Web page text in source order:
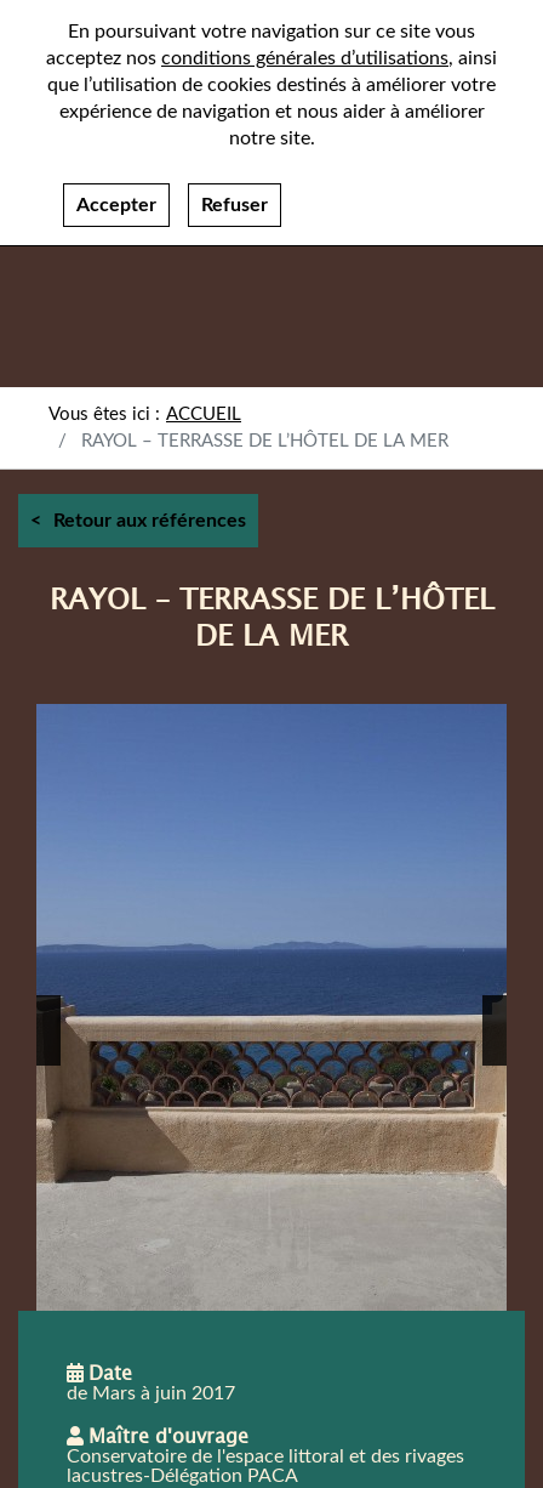
En poursuivant votre navigation sur ce site vous
acceptez nos conditions générales d’utilisations, ainsi
que l’utilisation de cookies destinés à améliorer votre
expérience de navigation et nous aider à améliorer
notre site.
Accepter Refuser
ACCUEIL
RAYOL – TERRASSE DE L’HÔTEL DE LA MER
Retour aux références
RAYOL – TERRASSE DE L’HÔTEL
DE LA MER
Previous
Date
de Mars à juin 2017
Maître d'ouvrage
Conservatoire de l'espace littoral et des rivages
lacustres-Délégation PACA